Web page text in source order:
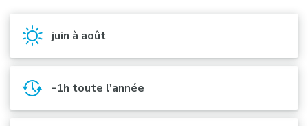
juin à août
-1h toute l'année